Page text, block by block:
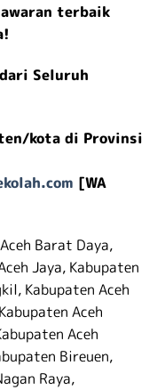
terbaik
Seluruh
kota di Provinsi
[WA
Barat Daya,
Jaya, Kabupaten
Kabupaten Aceh
Aceh
Aceh
Bireuen,
Raya,